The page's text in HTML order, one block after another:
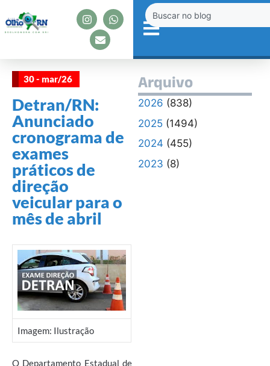
30 - mar/26
Detran/RN:
Anunciado
cronograma de
exames
práticos de
direção
veicular para o
mês de abril
Imagem: Ilustração
O Departamento Estadual de
Arquivo
2026 (838)
2025(1494)
2024 (455)
2023 (8)